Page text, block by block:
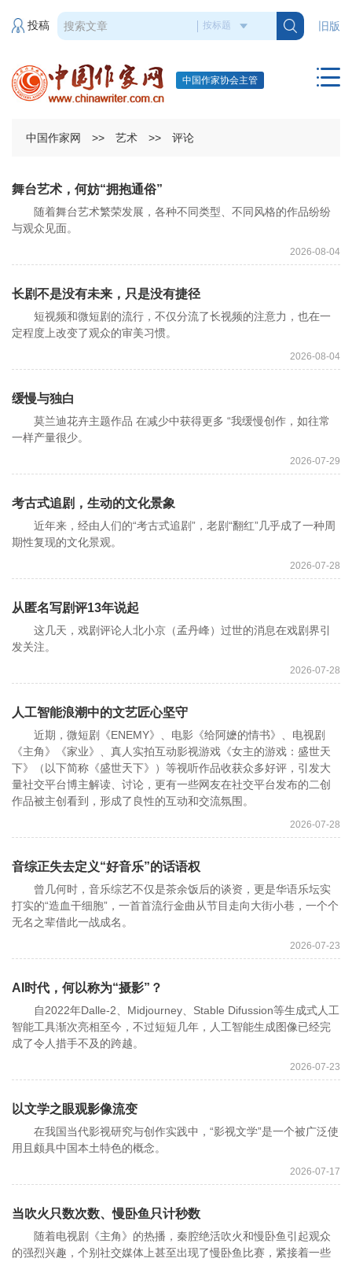
旧版
投稿
中国作家协会主管
中国作家网 >> 艺术 >> 评论
舞台艺术，何妨“拥抱通俗”
随着舞台艺术繁荣发展，各种不同类型、不同风格的作品纷纷
与观众见面。
2026-08-04
长剧不是没有未来，只是没有捷径
短视频和微短剧的流行，不仅分流了长视频的注意力，也在一
定程度上改变了观众的审美习惯。
2026-08-04
缓慢与独白
莫兰迪花卉主题作品 在减少中获得更多 “我缓慢创作，如往常
一样产量很少。
2026-07-29
考古式追剧，生动的文化景象
近年来，经由人们的“考古式追剧”，老剧“翻红”几乎成了一种周
期性复现的文化景观。
2026-07-28
从匿名写剧评13年说起
这几天，戏剧评论人北小京（孟丹峰）过世的消息在戏剧界引
发关注。
2026-07-28
人工智能浪潮中的文艺匠心坚守
近期，微短剧《ENEMY》、电影《给阿嬷的情书》、电视剧
《主角》《家业》、真人实拍互动影视游戏《女主的游戏：盛世天
下》（以下简称《盛世天下》）等视听作品收获众多好评，引发大
量社交平台博主解读、讨论，更有一些网友在社交平台发布的二创
作品被主创看到，形成了良性的互动和交流氛围。
2026-07-28
音综正失去定义“好音乐”的话语权
曾几何时，音乐综艺不仅是茶余饭后的谈资，更是华语乐坛实
打实的“造血干细胞”，一首首流行金曲从节目走向大街小巷，一个个
无名之辈借此一战成名。
2026-07-23
AI时代，何以称为“摄影”？
自2022年Dalle-2、Midjourney、Stable Difussion等生成式人工
智能工具渐次亮相至今，不过短短几年，人工智能生成图像已经完
成了令人措手不及的跨越。
2026-07-23
以文学之眼观影像流变
在我国当代影视研究与创作实践中，“影视文学”是一个被广泛使
用且颇具中国本土特色的概念。
2026-07-17
当吹火只数次数、慢卧鱼只计秒数
随着电视剧《主角》的热播，秦腔绝活吹火和慢卧鱼引起观众
的强烈兴趣，个别社交媒体上甚至出现了慢卧鱼比赛，紧接着一些